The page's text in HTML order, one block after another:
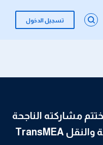
تسجيل الدخول
مشاركته الناجحة
في فعاليات معرض الصناعة والنقل TransMEA